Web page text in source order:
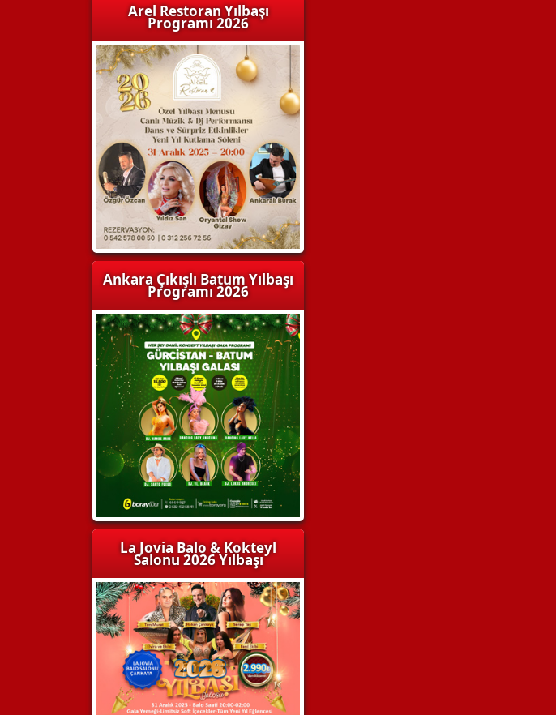
Arel Restoran Yılbaşı
Programı 2026
Ankara Çıkışlı Batum Yılbaşı
Programı 2026
La Jovia Balo & Kokteyl
Salonu 2026 Yılbaşı